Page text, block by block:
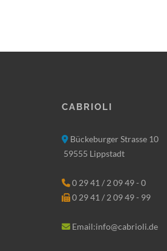
Cabrioli
Bückeburger Strasse 10
59555 Lippstadt
0 29 41 / 2 09 49 - 0
0 29 41 / 2 09 49 - 99
Email:info@cabrioli.de